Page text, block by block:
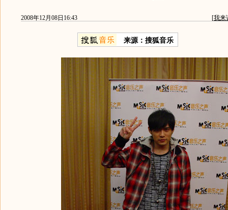
2008年12月08日16:43 [我来
来源：搜狐音乐